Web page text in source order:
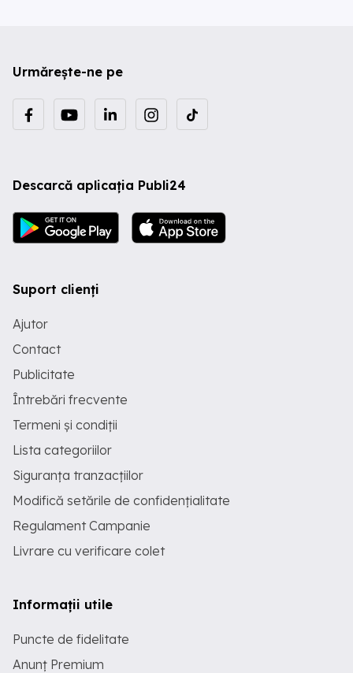
Urmărește-ne pe
Descarcă aplicația Publi24
Suport clienți
Ajutor
Contact
Publicitate
Întrebări frecvente
Termeni și condiții
Lista categoriilor
Siguranța tranzacțiilor
Modifică setările de confidențialitate
Regulament Campanie
Livrare cu verificare colet
Informații utile
Puncte de fidelitate
Anunț Premium